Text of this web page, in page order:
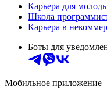
Карьера для
Школа
Карьера в
Боты для
Мобильное приложение